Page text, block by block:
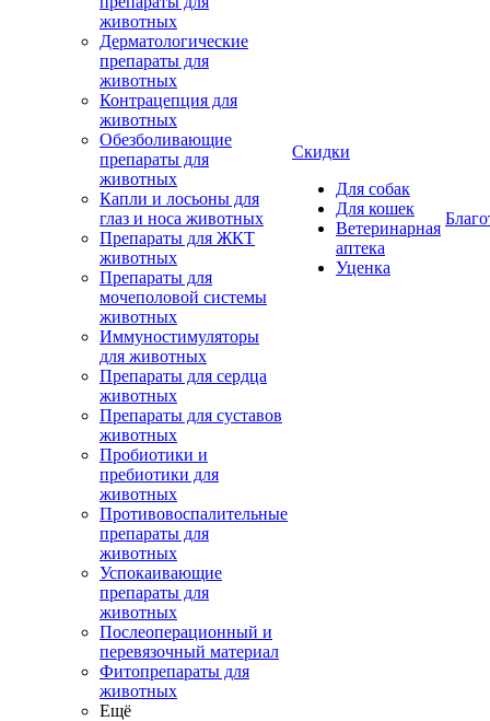
животных
Дерматологические
препараты для
животных
Контрацепция для
животных
Обезболивающие
препараты для
животных
Капли и лосьоны для
глаз и носа животных
Препараты для ЖКТ
животных
Препараты для
мочеполовой системы
животных
Иммуностимуляторы
для животных
Препараты для сердца
животных
Препараты для суставов
животных
Пробиотики и
пребиотики для
животных
Противовоспалительные
препараты для
животных
Успокаивающие
препараты для
животных
Послеоперационный и
перевязочный материал
Фитопрепараты для
животных
Ещё
Скидки
Для собак
Для кошек
Ветеринарная
аптека
Уценка